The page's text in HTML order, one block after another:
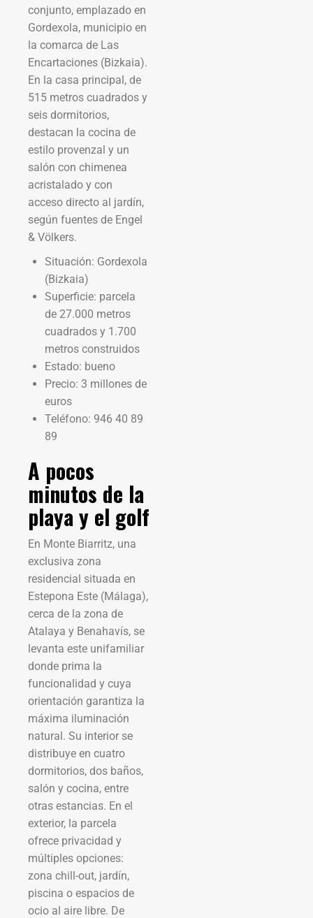
conjunto, emplazado en
Gordexola, municipio en
la comarca de Las
Encartaciones (Bizkaia).
En la casa principal, de
515 metros cuadrados y
seis dormitorios,
destacan la cocina de
estilo provenzal y un
salón con chimenea
acristalado y con
acceso directo al jardín,
según fuentes de Engel
& Völkers.
Situación: Gordexola
(Bizkaia)
Superficie: parcela
de 27.000 metros
cuadrados y 1.700
metros construidos
Estado: bueno
Precio: 3 millones de
euros
Teléfono: 946 40 89
89
A pocos
minutos de la
playa y el golf
En Monte Biarritz, una
exclusiva zona
residencial situada en
Estepona Este (Málaga),
cerca de la zona de
Atalaya y Benahavís, se
levanta este unifamiliar
donde prima la
funcionalidad y cuya
orientación garantiza la
máxima iluminación
natural. Su interior se
distribuye en cuatro
dormitorios, dos baños,
salón y cocina, entre
otras estancias. En el
exterior, la parcela
ofrece privacidad y
múltiples opciones:
zona chill-out, jardín,
piscina o espacios de
ocio al aire libre. De